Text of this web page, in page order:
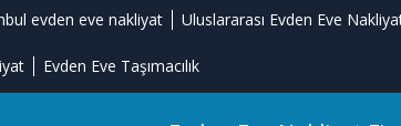
evden eve nakliyat Uluslararası Evden Eve
Evden Eve Taşımacılık